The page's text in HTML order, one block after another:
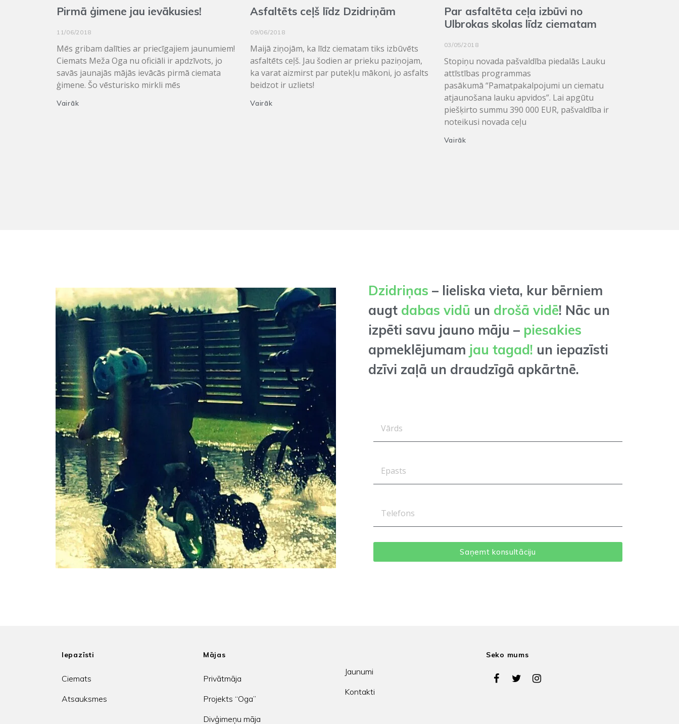
Pirmā ģimene jau ievākusies!
11/06/2018
Mēs gribam dalīties ar priecīgajiem jaunumiem!
Ciemats Meža Oga nu oficiāli ir apdzīvots, jo
savās jaunajās mājās ievācās pirmā ciemata
ģimene. Šo vēsturisko mirkli mēs
Vairāk
Asfaltēts ceļš līdz Dzidriņām
09/06/2018
Maijā ziņojām, ka līdz ciematam tiks izbūvēts
asfaltēts ceļš. Jau šodien ar prieku paziņojam,
ka varat aizmirst par putekļu mākoni, jo asfalts
beidzot ir uzliets!
Vairāk
Par asfaltēta ceļa izbūvi no
Ulbrokas skolas līdz ciematam
03/05/2018
Stopiņu novada pašvaldība piedalās Lauku
attīstības programmas
pasākumā “Pamatpakalpojumi un ciematu
atjaunošana lauku apvidos”. Lai apgūtu
piešķirto summu 390 000 EUR, pašvaldība ir
noteikusi novada ceļu
Vairāk
Dzidriņas – lieliska vieta, kur bērniem
augt dabas vidū un drošā vidē! Nāc un
izpēti savu jauno māju – piesakies
apmeklējumam jau tagad! un iepazīsti
dzīvi zaļā un draudzīgā apkārtnē.
Iepazīsti
Ciemats
Atsauksmes
Mājas
Privātmāja
Projekts “Oga”
Divģimeņu māja
Jaunumi
Kontakti
Seko mums